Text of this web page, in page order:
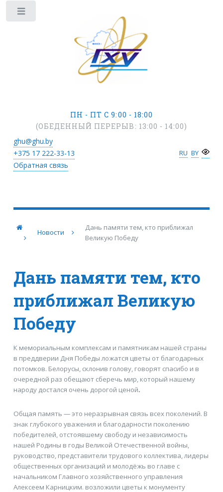
ПН - ПТ С 9:00 - 18:00
(ОБЕДЕННЫЙ ПЕРЕРЫВ: 13:00 - 14:00)
ghu@ghu.by
+375 17222-33-13
Обратная связь
RU BY
Новости
Дань памяти тем, кто приближал
Великую Победу
Дань памяти тем, кто
приближал Великую
Победу
К мемориальным комплексам и памятникам нашей страны
в преддверии Дня Победы ложатся цветы от благодарных
потомков. Белорусы, склонив голову, говорят спасибо и в
очередной раз обещают сберечь мир, который нашему
народу достался очень дорогой ценой.
Общая память — это неразрывная связь всех поколений. В
знак глубокого уважения и благодарности поколению
победителей, отстоявшему свободу и независимость
нашей Родины в годы Великой Отечественной войны,
руководство, представители трудового коллектива, лидеры
общественных организаций и молодёжь во главе с
начальником Главного хозяйственного управления
Алексеем Карницким. возложили цветы к монументу